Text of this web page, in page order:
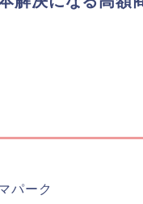
パーク